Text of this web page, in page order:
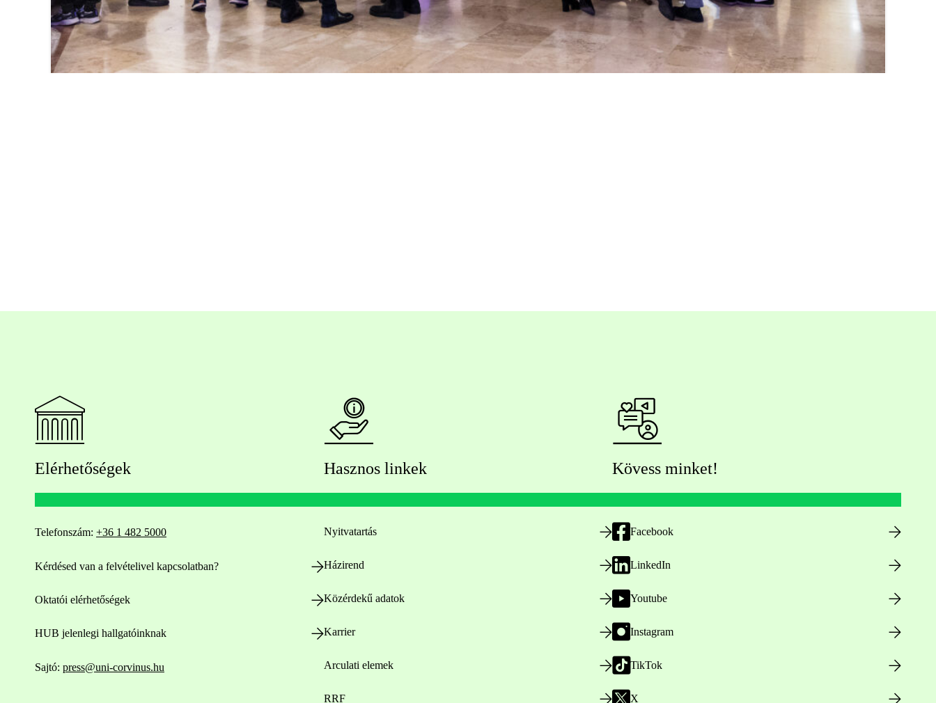
Elérhetőségek
Telefonszám: +36 1 482 5000
Kérdésed van a felvételivel kapcsolatban?
Oktatói elérhetőségek
HUB jelenlegi hallgatóinknak
Sajtó: press@uni-corvinus.hu
Hasznos linkek
Nyitvatartás
Házirend
Közérdekű adatok
Karrier
Arculati elemek
RRF
Kövess minket!
Facebook
LinkedIn
Youtube
Instagram
TikTok
X